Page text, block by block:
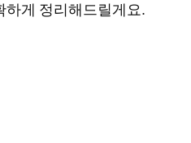
게 정리해드릴게요.